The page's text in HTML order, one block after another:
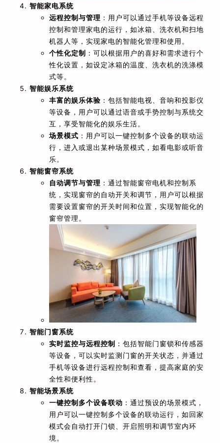
智能家电系统
远程控制与管理 ：用户可以通过手机等设备远程
控制和管理家电的运行，如冰箱、洗衣机和扫地
机器人等，实现家电的智能化管理和使用。
个性化定制 ：可以根据用户的喜好和需求进行个
性化设置，如设定冰箱的温度、洗衣机的洗涤模
式等。
智能娱乐系统
丰富的娱乐体验 ：包括智能电视、音响和投影仪
等设备，用户可以通过语音或手势控制与系统交
互，享受智能化的娱乐生活。
场景模式 ：用户可以一键控制多个设备的联动运
行，进入或退出某种场景模式，如看电影或听音
乐。
智能窗帘系统
自动调节与管理 ：通过智能窗帘电机和控制系
统，实现窗帘的自动开关和调节，用户可以根据
需要设置窗帘的开关时间和位置，实现智能化的
窗帘管理。
智能门窗系统
实时监控与远程控制 ：包括智能门窗锁和传感器
等设备，可以实时监测门窗的开关状态，并通过
手机等设备进行远程控制和查看，提高家庭的安
全性和便利性。
智能场景系统
一键控制多个设备联动 ：通过预设的场景模式，
用户可以一键控制多个设备的联动运行，如回家
模式会自动打开门锁、开启照明和调节室内环
境。